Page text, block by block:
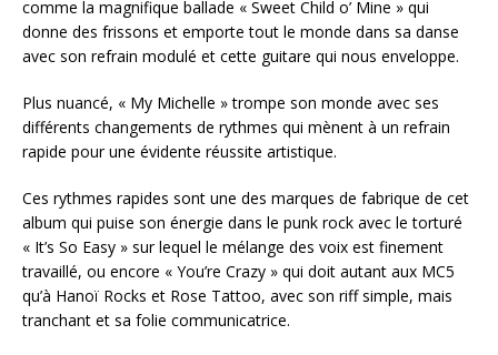
comme la magnifique ballade « Sweet Child o’ Mine » qui
donne des frissons et emporte tout le monde dans sa danse
avec son refrain modulé et cette guitare qui nous enveloppe.
Plus nuancé, « My Michelle » trompe son monde avec ses
différents changements de rythmes qui mènent à un refrain
rapide pour une évidente réussite artistique.
Ces rythmes rapides sont une des marques de fabrique de cet
album qui puise son énergie dans le punk rock avec le torturé
« It’s So Easy » sur lequel le mélange des voix est finement
travaillé, ou encore « You’re Crazy » qui doit autant aux MC5
qu’à Hanoï Rocks et Rose Tattoo, avec son riff simple, mais
tranchant et sa folie communicatrice.